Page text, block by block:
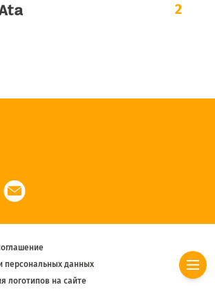
2
персональных данных
логотипов на сайте